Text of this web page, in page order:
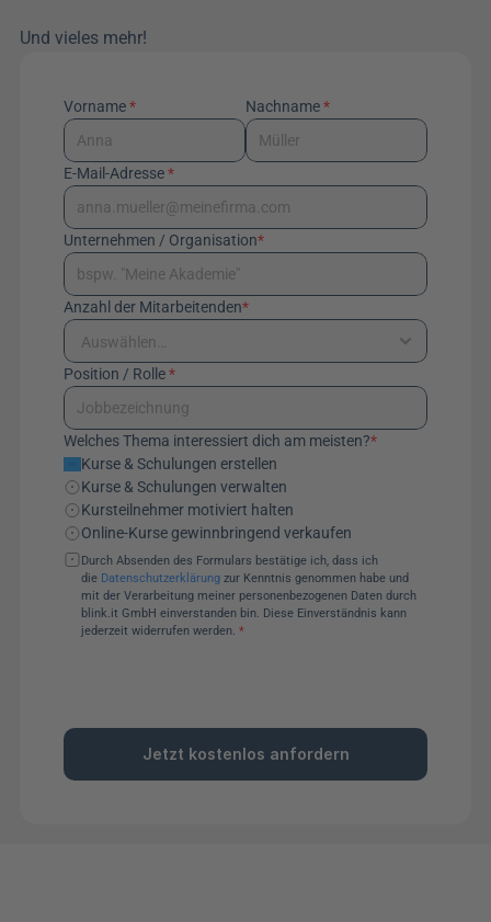
Und vieles mehr!
Vorname * Nachname *
E-Mail-Adresse *
Unternehmen / Organisation*
Anzahl der Mitarbeitenden*
Position / Rolle *
Welches Thema interessiert dich am meisten?*
Kurse & Schulungen erstellen
Kurse & Schulungen verwalten
Kursteilnehmer motiviert halten
Online-Kurse gewinnbringend verkaufen
Durch Absenden des Formulars bestätige ich, dass ich
die Datenschutzerklärung zur Kenntnis genommen habe und
mit der Verarbeitung meiner personenbezogenen Daten durch
blink.it GmbH einverstanden bin. Diese Einverständnis kann
jederzeit widerrufen werden. *
Jetzt kostenlos anfordern